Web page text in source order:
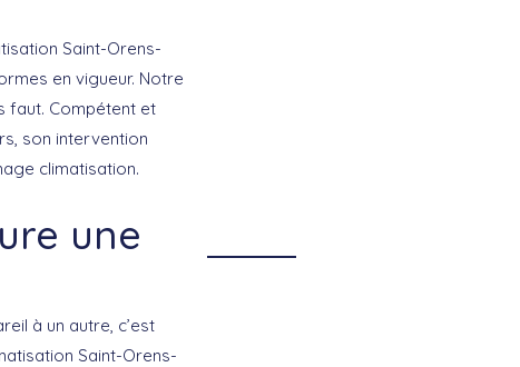
Saint-Orens-
en vigueur. Notre
faut. Compétent et
son intervention
climatisation.
une
à un autre, c’est
Saint-Orens-